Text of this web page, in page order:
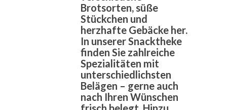
Brotsorten, süße
Stückchen und
herzhafte Gebäcke her.
In unserer Snacktheke
finden Sie zahlreiche
Spezialitäten mit
unterschiedlichsten
Belägen – gerne auch
nach Ihren Wünschen